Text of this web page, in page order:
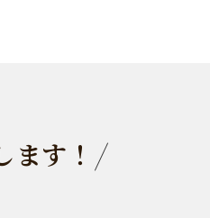
ます！